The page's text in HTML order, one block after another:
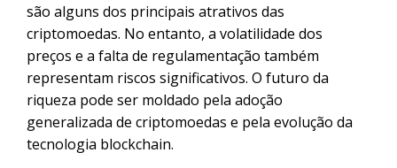
são alguns dos principais atrativos das
criptomoedas. No entanto, a volatilidade dos
preços e a falta de regulamentação também
representam riscos significativos. O futuro da
riqueza pode ser moldado pela adoção
generalizada de criptomoedas e pela evolução da
tecnologia blockchain.